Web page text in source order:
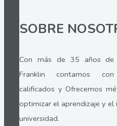
SOBRE
Con más de 35 años de
Franklin contamos
calificados y Ofrecemos
optimizar el aprendizaje y el
universidad.